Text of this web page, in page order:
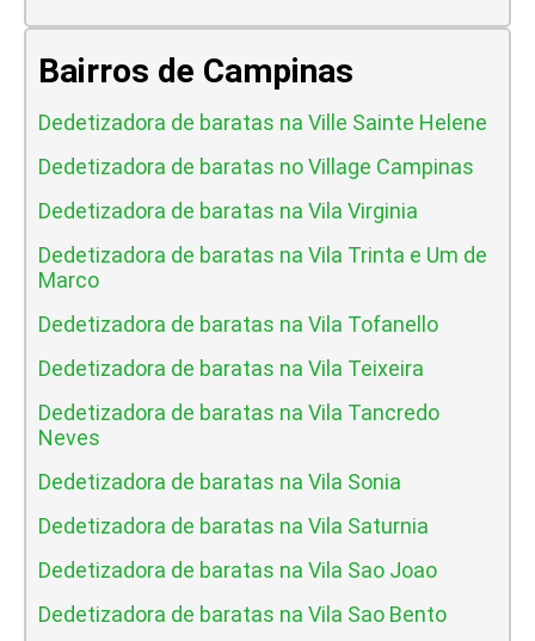
Bairros de Campinas
Dedetizadora de baratas na Ville Sainte Helene
Dedetizadora de baratas no Village Campinas
Dedetizadora de baratas na Vila Virginia
Dedetizadora de baratas na Vila Trinta e Um de
Marco
Dedetizadora de baratas na Vila Tofanello
Dedetizadora de baratas na Vila Teixeira
Dedetizadora de baratas na Vila Tancredo
Neves
Dedetizadora de baratas na Vila Sonia
Dedetizadora de baratas na Vila Saturnia
Dedetizadora de baratas na Vila Sao Joao
Dedetizadora de baratas na Vila Sao Bento